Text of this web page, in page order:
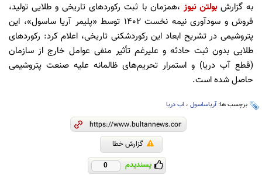
به گزارشبولتن نیوز ،همزمان با ثبت رکوردهای تاریخی و طلایی تولید،
فروش و سودآوری نیمه نخست ۱۴۰۲ توسط «پلیمر آریا ساسول»، این
پتروشیمی در تشریح ابعاد این رکوردشکنی تاریخی، اعلام کرد: رکوردهای
طلایی بدون ثبت حادثه و علیرغم تأثیر منفی عوامل خارج از سازمان
(قطع آب دریا) و استمرار تحریم‌های ظالمانه علیه صنعت پتروشیمی
حاصل شده است.
برچسب ها:آریاساسول ، اب دریا
گزارش خطا
پسندیدم 0